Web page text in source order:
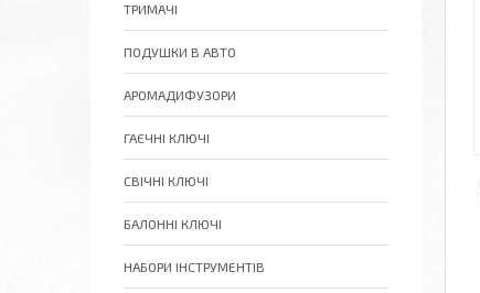
ТРИМАЧІ
ПОДУШКИ В АВТО
АРОМАДИФУЗОРИ
ГАЄЧНІ КЛЮЧІ
СВІЧНІ КЛЮЧІ
БАЛОННІ КЛЮЧІ
НАБОРИ ІНСТРУМЕНТІВ